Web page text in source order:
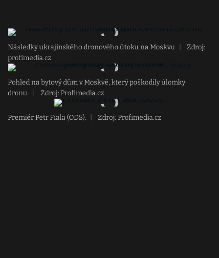
Následky ukrajinského dronového útoku na Moskvu
Zdroj:
profimedia.cz
Pohled na bytový dům v Moskvě, který poškodily úlomky
dronu.
Zdroj: Profimedia.cz
Premiér Petr Fiala (ODS). Zdroj: Profimedia.cz